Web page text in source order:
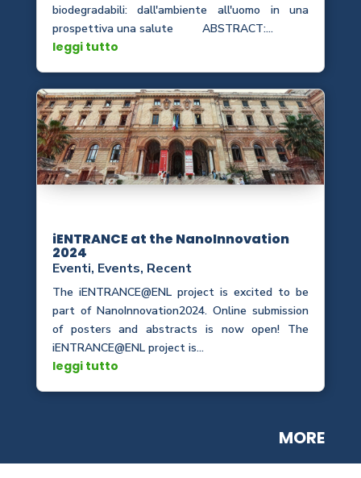
biodegradabili: dall'ambiente all'uomo in una
prospettiva una salute ABSTRACT:...
leggi tutto
iENTRANCE at the NanoInnovation
2024
Eventi, Events, Recent
The iENTRANCE@ENL project is excited to be
part of NanoInnovation2024. Online submission
of posters and abstracts is now open! The
iENTRANCE@ENL project is...
leggi tutto
MORE